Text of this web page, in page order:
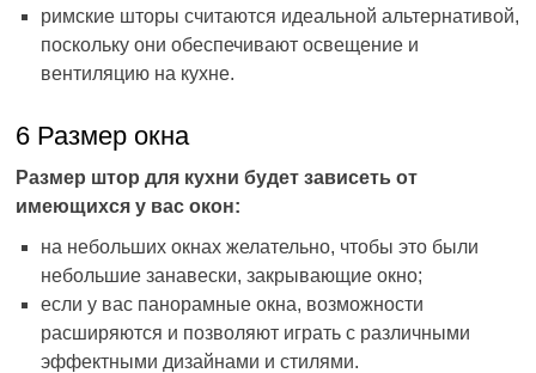
римские шторы считаются идеальной альтернативой,
поскольку они обеспечивают освещение и
вентиляцию на кухне.
6 Размер окна
Размер штор для кухни будет зависеть от
имеющихся у вас окон:
на небольших окнах желательно, чтобы это были
небольшие занавески, закрывающие окно;
если у вас панорамные окна, возможности
расширяются и позволяют играть с различными
эффектными дизайнами и стилями.